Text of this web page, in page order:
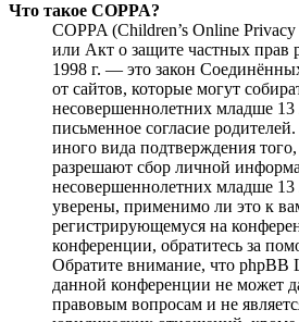
Что такое COPPA?
COPPA (Children’s Online
или Акт о защите частных прав
1998 г. — это закон
от сайтов, которые могут
несовершеннолетних младше 13
письменное согласие
иного вида подтверждения
разрешают сбор личной
несовершеннолетних младше
уверены, применимо ли это к
регистрирующемуся на
конференции, обратитесь за
Обратите внимание, что phpBB
данной конференции не может
правовым вопросам и не